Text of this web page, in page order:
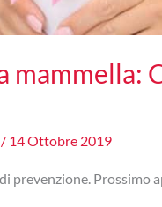
/ 14 Ottobre 2019
prevenzione. Prossimo